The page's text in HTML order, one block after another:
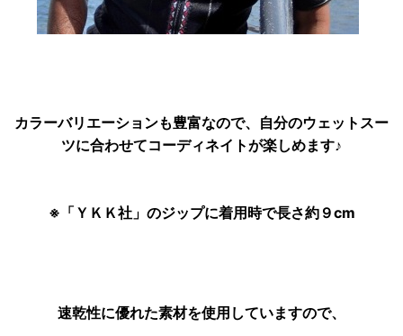
カラーバリエーションも豊富なので、自分のウェットスー
ツに合わせてコーディネイトが楽しめます♪
※「ＹＫＫ社」のジップに着用時で長さ約９cm
速乾性に優れた素材を使用していますので、